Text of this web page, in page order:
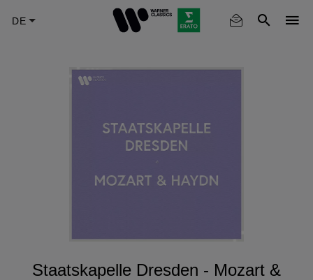
Staatskapelle Dresden - Mozart &